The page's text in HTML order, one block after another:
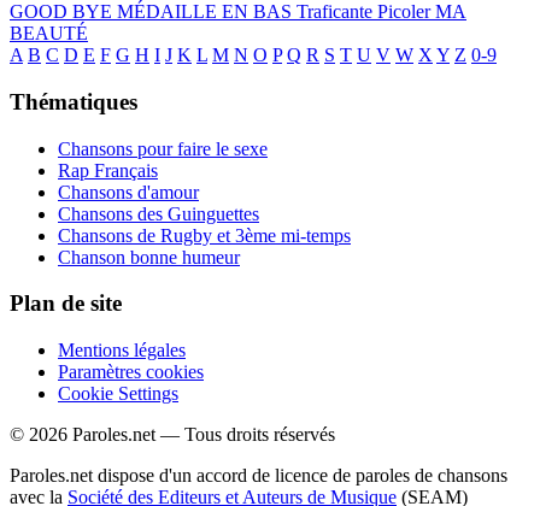
GOOD BYE MÉDAILLE EN BAS Traficante PicolerMA
BEAUTÉ
A B C D E F G H I J K L M N O P Q R S T U V W X Y Z 0-9
Thématiques
Chansons pour faire le sexe
Rap Français
Chansons d'amour
Chansons des Guinguettes
Chansons de Rugby et 3ème mi-temps
Chanson bonne humeur
Plan de site
Mentions légales
Paramètres cookies
Cookie Settings
© 2026 Paroles.net — Tous droits réservés
Paroles.net dispose d'un accord de licence de paroles de chansons
avec la Société des Editeurs et Auteurs de Musique (SEAM)